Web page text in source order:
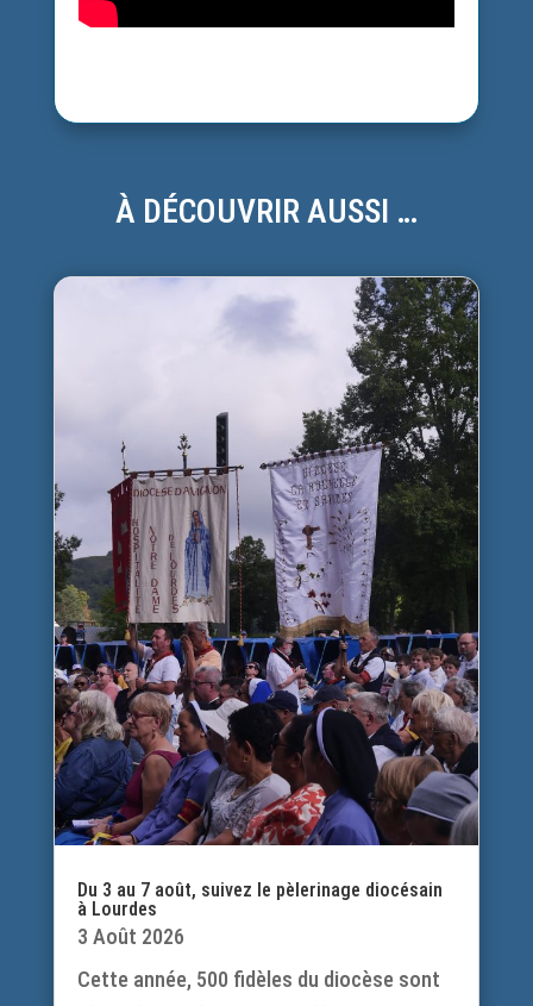
À DÉCOUVRIR AUSSI …
Du 3 au 7 août, suivez le pèlerinage diocésain
à Lourdes
3 Août 2026
Cette année, 500 fidèles du diocèse sont